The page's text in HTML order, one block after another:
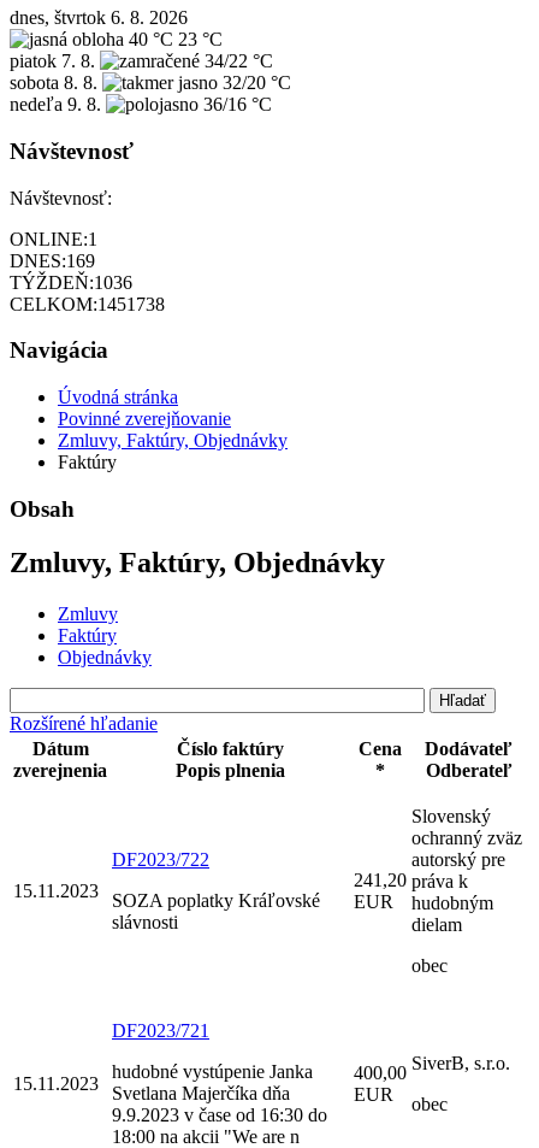
dnes, štvrtok 6. 8. 2026
40 °C 23 °C
piatok 7. 8.
34/22 °C
sobota 8. 8.
32/20 °C
nedeľa 9. 8. 36/16 °C
Návštevnosť
Návštevnosť:
ONLINE:1
DNES:169
TÝŽDEŇ:1036
CELKOM:1451738
Navigácia
Úvodná stránka
Povinné zverejňovanie
Zmluvy, Faktúry, Objednávky
Faktúry
Obsah
Zmluvy, Faktúry, Objednávky
Zmluvy
Faktúry
Objednávky
Rozšírené hľadanie
Dátum
zverejnenia
Číslo faktúry
Popis plnenia
Cena
*
Dodávateľ
Odberateľ
15.11.2023
DF2023/722
SOZA poplatky Kráľovské
slávnosti
241,20
EUR
Slovenský
ochranný zväz
autorský pre
práva k
hudobným
dielam
obec
15.11.2023
DF2023/721
hudobné vystúpenie Janka
Svetlana Majerčíka dňa
9.9.2023 v čase od 16:30 do
18:00 na akcii "We are n
400,00
EUR
SiverB, s.r.o.
obec